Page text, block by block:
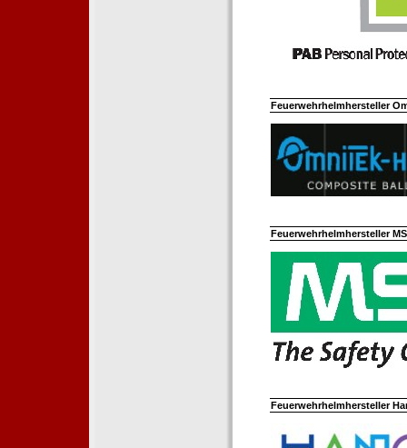
Feuerwehrhelmhersteller
Feuerwehrhelmhersteller
Feuerwehrhelmhersteller